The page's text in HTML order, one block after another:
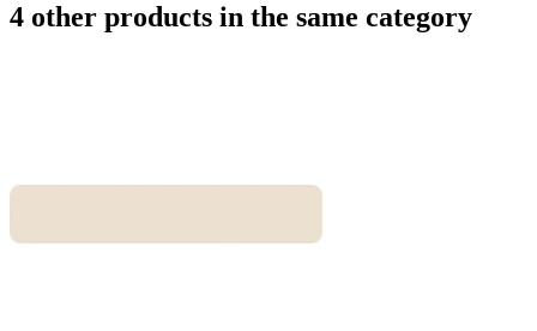
4 other products in the same category